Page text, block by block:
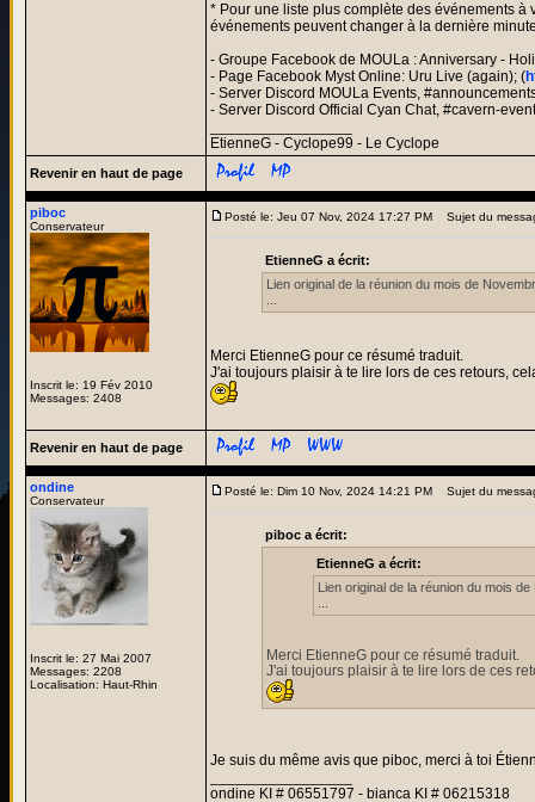
* Pour une liste plus complète des événements à
événements peuvent changer à la dernière
- Groupe Facebook de MOULa : Anniversary -
- Page Facebook Myst Online: Uru Live (again); (
- Server Discord MOULa Events,
- Server Discord Official Cyan Chat, #cavern-
EtienneG - Cyclope99 - Le Cyclope
Revenir en haut de page
piboc
Conservateur
Inscrit le: 19 Fév 2010
Messages: 2408
Posté le: Jeu 07 Nov, 2024 17:27 PM Sujet du
EtienneG a écrit:
Lien original de la réunion du mois de
Merci EtienneG pour ce résumé traduit.
J'ai toujours plaisir à te lire lors de ces retours,
Revenir en haut de page
ondine
Conservateur
Inscrit le: 27 Mai 2007
Messages: 2208
Localisation: Haut-Rhin
Posté le: Dim 10 Nov, 2024 14:21 PM Sujet du
piboc a écrit:
EtienneG a écrit:
Lien original de la réunion du mois de
Merci EtienneG pour ce résumé traduit.
J'ai toujours plaisir à te lire lors de ces
Je suis du même avis que piboc, merci à toi
ondine KI # 06551797 - bianca KI # 06215318